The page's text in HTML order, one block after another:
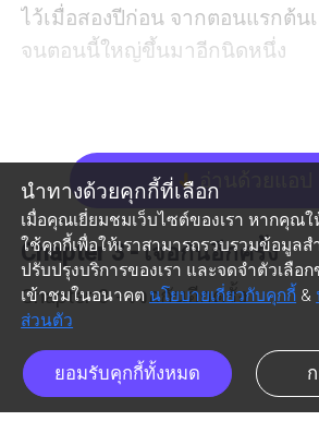
นำทางด้วยคุกกี้ที่เลือก
เมื่อคุณเยี่ยมชมเว็บไซต์ของเรา หากคุณใ
ใช้คุกกี้เพื่อให้เราสามารถรวบรวมข้อมูลส
ปรับปรุงบริการของเรา และจดจำตัวเลือ
เข้าชมในอนาคต นโยบายเกี่ยวกับคุกกี้ &
ส่วนตัว
ยอมรับคุกกี้ทั้งหมด
ไว้เมื่อสองปีก่อน จากตอนแรกต้น
จนตอนนี้ใหญ่ขึ้นมาอีกนิดหนึ่ง
เอง ก่อนจะล้มตัวลงบนเตียงนุ่ม
ทว่า…สามทุ่มกว่าแล้ว อาจเพรา
ต้องนอนแปลกที่วันแรก เลยนอน
กลิ้งไปกลิ้งมาก็แล้ว ทั้งนับแกะเป็
เฮ้อ….แต่ก็ไม่ง่วงสักที อยู่ ๆ ฉันก็เ
อะไรดังขึ้น
arrow_down
Chapter 3 - เจอกันอีกครั้ง
Chapter 3 - เจอกันอีกครั้ง